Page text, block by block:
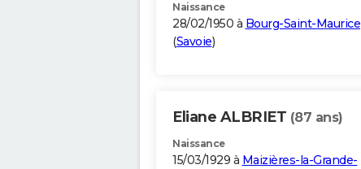
Naissance
28/02/1950 à Bourg-Saint-Maurice
(Savoie)
Eliane ALBRIET (87 ans)
Naissance
15/03/1929 à Maizières-la-Grande-